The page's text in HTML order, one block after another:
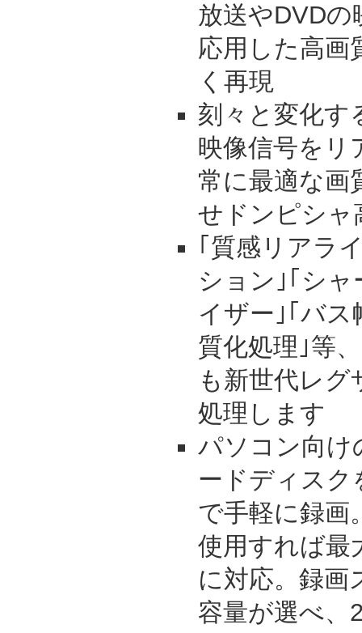
放送やDVDの
応用した高画
く再現
刻々と変化す
映像信号をリ
常に最適な画
せドンピシャ
｢質感リアラ
ション｣｢シ
イザー｣｢バ
質化処理｣等
も新世代レ
処理します
パソコン向け
ードディスク
で手軽に録画
使用すれば最
に対応。録画
容量が選べ、